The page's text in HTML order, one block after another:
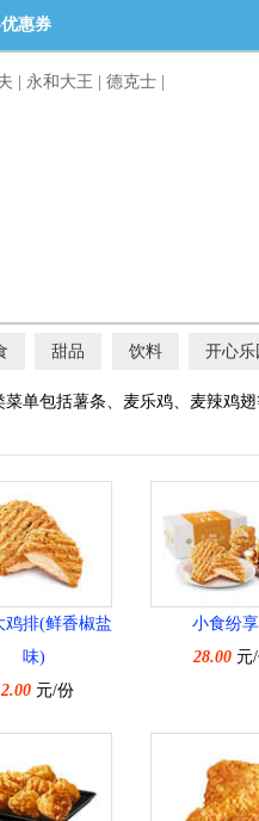
惠券
| 永和大王 |德克士 |
甜品 饮料 开心乐
单包括薯条、麦乐鸡、麦辣鸡
鸡排(鲜香椒盐
味)
元/份
小食纷
28.00 元